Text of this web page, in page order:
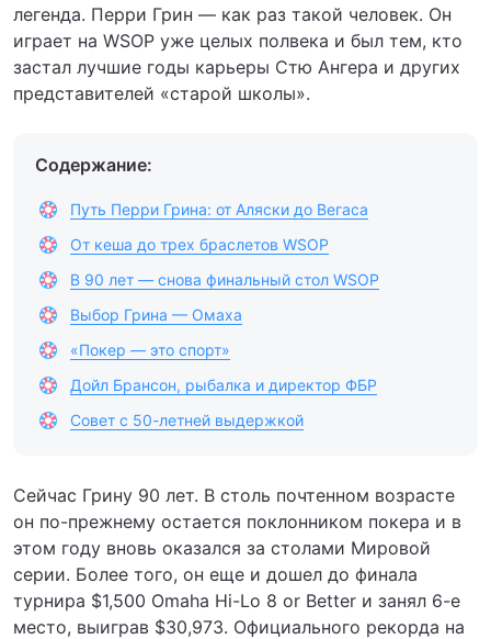
легенда. Перри Грин — как раз такой человек. Он
играет на WSOP уже целых полвека и был тем, кто
застал лучшие годы карьеры Стю Ангера и других
представителей «старой школы».
Содержание:
Путь Перри Грина: от Аляски до Вегаса
От кеша до трех браслетов WSOP
В 90 лет — снова финальный стол WSOP
Выбор Грина — Омаха
«Покер — это спорт»
Дойл Брансон, рыбалка и директор ФБР
Совет с 50-летней выдержкой
Сейчас Грину 90 лет. В столь почтенном возрасте
он по-прежнему остается поклонником покера и в
этом году вновь оказался за столами Мировой
серии. Более того, он еще и дошел до финала
турнира $1,500 Omaha Hi-Lo 8 or Better и занял 6-е
место, выиграв $30,973. Официального рекорда на